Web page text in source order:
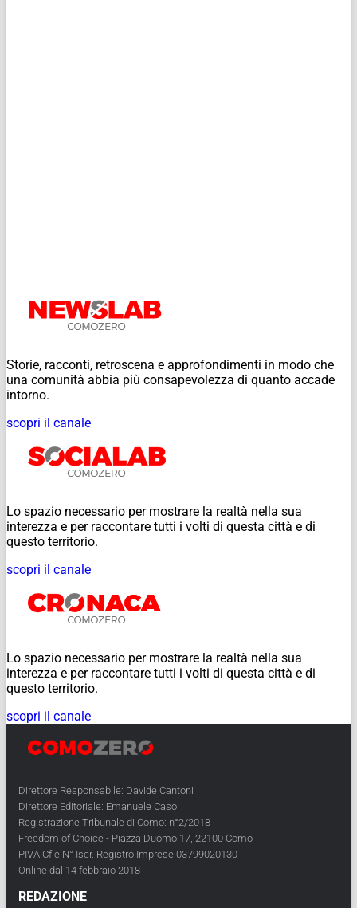
Storie, racconti, retroscena e approfondimenti in modo che
una comunità abbia più consapevolezza di quanto accade
intorno.
scopri il canale
Lo spazio necessario per mostrare la realtà nella sua
interezza e per raccontare tutti i volti di questa città e di
questo territorio.
scopri il canale
Lo spazio necessario per mostrare la realtà nella sua
interezza e per raccontare tutti i volti di questa città e di
questo territorio.
scopri il canale
Direttore Responsabile: Davide Cantoni
Direttore Editoriale: Emanuele Caso
Registrazione Tribunale di Como: n°2/2018
Freedom of Choice - Piazza Duomo 17, 22100 Como
PIVA Cf e N° Iscr. Registro Imprese 03799020130
Online dal 14 febbraio 2018
REDAZIONE